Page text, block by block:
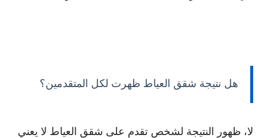
هل نتيجة شقق العياط ظهرت لكل المتقدمين؟
لا، ظهور النتيجة لشخص تقدم على شقق العياط لا يعني